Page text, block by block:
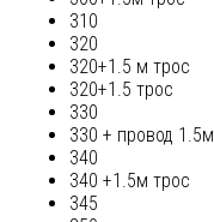
310
320
320+1.5 м трос
320+1.5 трос
330
330 + провод 1.5м
340
340 +1.5м трос
345